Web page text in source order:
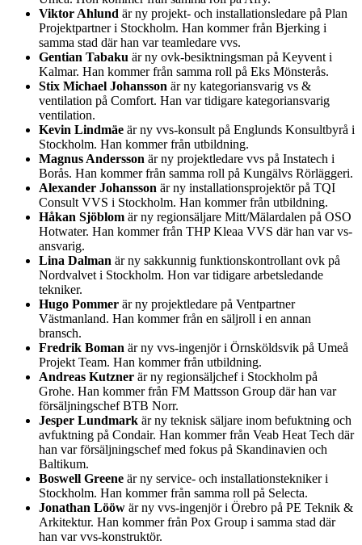
Viktor Ahlund är ny projekt- och installationsledare på Plan
Projektpartner i Stockholm. Han kommer från Bjerking i
samma stad där han var teamledare vvs.
Gentian Tabaku är ny ovk-besiktningsman på Keyvent i
Kalmar. Han kommer från samma roll på Eks Mönsterås.
Stix Michael Johansson är ny kategoriansvarig vs &
ventilation på Comfort. Han var tidigare kategoriansvarig
ventilation.
Kevin Lindmäe är ny vvs-konsult på Englunds Konsultbyrå i
Stockholm. Han kommer från utbildning.
Magnus Andersson är ny projektledare vvs på Instatech i
Borås. Han kommer från samma roll på Kungälvs Rörläggeri.
Alexander Johansson är ny installationsprojektör på TQI
Consult VVS i Stockholm. Han kommer från utbildning.
Håkan Sjöblom är ny regionsäljare Mitt/Mälardalen på OSO
Hotwater. Han kommer från THP Kleaa VVS där han var vs-
ansvarig.
Lina Dalman är ny sakkunnig funktionskontrollant ovk på
Nordvalvet i Stockholm. Hon var tidigare arbetsledande
tekniker.
Hugo Pommer är ny projektledare på Ventpartner
Västmanland. Han kommer från en säljroll i en annan
bransch.
Fredrik Boman är ny vvs-ingenjör i Örnsköldsvik på Umeå
Projekt Team. Han kommer från utbildning.
Andreas Kutzner är ny regionsäljchef i Stockholm på
Grohe. Han kommer från FM Mattsson Group där han var
försäljningschef BTB Norr.
Jesper Lundmark är ny teknisk säljare inom befuktning och
avfuktning på Condair. Han kommer från Veab Heat Tech där
han var försäljningschef med fokus på Skandinavien och
Baltikum.
Boswell Greene är ny service- och installationstekniker i
Stockholm. Han kommer från samma roll på Selecta.
Jonathan Lööw är ny vvs-ingenjör i Örebro på PE Teknik &
Arkitektur. Han kommer från Pox Group i samma stad där
han var vvs-konstruktör.